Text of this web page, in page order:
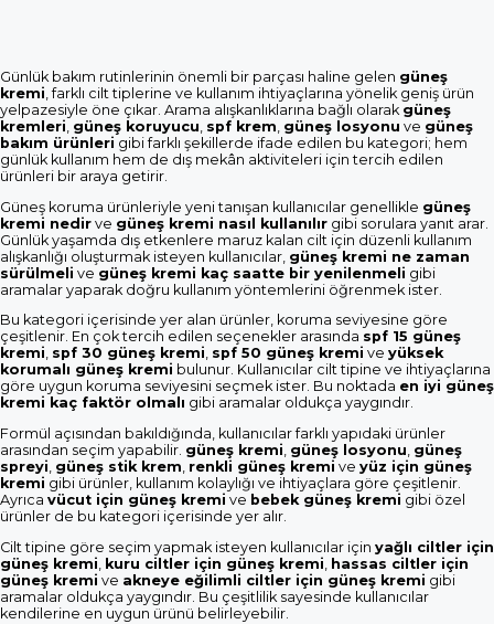
Günlük bakım rutinlerinin önemli bir parçası haline gelen güneş
kremi , farklı cilt tiplerine ve kullanım ihtiyaçlarına yönelik geniş ürün
yelpazesiyle öne çıkar. Arama alışkanlıklarına bağlı olarak güneş
kremleri güneş koruyucu spf krem güneş losyonu ve güneş
bakım ürünleri gibi farklı şekillerde ifade edilen bu kategori; hem
günlük kullanım hem de dış mekân aktiviteleri için tercih edilen
ürünleri bir araya getirir.
Güneş koruma ürünleriyle yeni tanışan kullanıcılar genellikle güneş
kremi nedir ve güneş kremi nasıl kullanılır gibi sorulara yanıt arar.
Günlük yaşamda dış etkenlere maruz kalan cilt için düzenli kullanım
alışkanlığı oluşturmak isteyen kullanıcılar, güneş kremi ne zaman
sürülmeli ve güneş kremi kaç saatte bir yenilenmeli gibi
aramalar yaparak doğru kullanım yöntemlerini öğrenmek ister.
Bu kategori içerisinde yer alan ürünler, koruma seviyesine göre
çeşitlenir. En çok tercih edilen seçenekler arasında spf 15 güneş
kremi, spf 30 güneş kremi, spf 50 güneş kremi ve yüksek
korumalı güneş kremi bulunur. Kullanıcılar cilt tipine ve ihtiyaçlarına
göre uygun koruma seviyesini seçmek ister. Bu noktada en iyi güneş
kremi kaç faktör olmalı gibi aramalar oldukça yaygındır.
Formül açısından bakıldığında, kullanıcılar farklı yapıdaki ürünler
arasından seçim yapabilir. güneş kremi, güneş losyonu, güneş
spreyi, güneş stik krem, renkli güneş kremi ve yüz için güneş
kremi gibi ürünler, kullanım kolaylığı ve ihtiyaçlara göre çeşitlenir.
Ayrıca vücut için güneş kremi ve bebek güneş kremi gibi özel
ürünler de bu kategori içerisinde yer alır.
Cilt tipine göre seçim yapmak isteyen kullanıcılar için yağlı ciltler için
güneş kremi
kuru ciltler için güneş kremi
hassas ciltler için
güneş kremi ve akneye eğilimli ciltler için güneş kremi gibi
aramalar oldukça yaygındır. Bu çeşitlilik sayesinde kullanıcılar
kendilerine en uygun ürünü belirleyebilir.